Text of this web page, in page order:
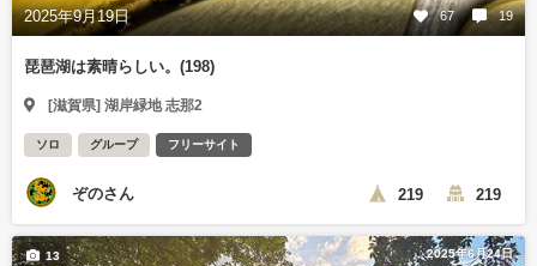
2025年9月19日 67 19
琵琶湖は素晴らしい。(198)
[滋賀県] 湖岸緑地 志那2
ソロ グループ フリーサイト
ぞのさん 219 219
2025年6月24日
13